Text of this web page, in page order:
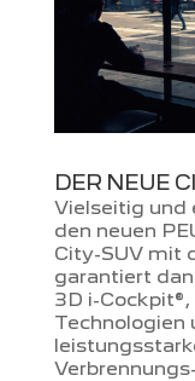
DER NEUE
Vielseitig und
den neuen
City-SUV mit
garantiert
3D i-
Technologien